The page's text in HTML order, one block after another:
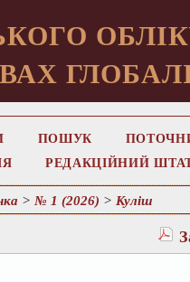
ПОШУК
РЕДАКЦІЙНИЙ
> № 1 (2026) > Куліш